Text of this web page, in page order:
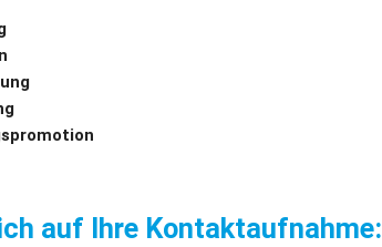
auf Ihre Kontaktaufnahme: